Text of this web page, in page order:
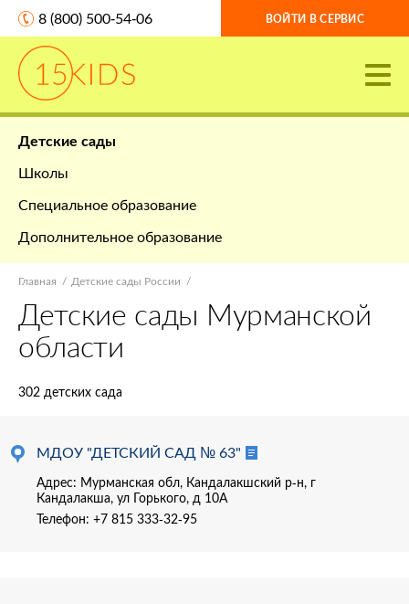
8 (800) 500-54-06 ВОЙТИ В СЕРВИС
Детские сады
Школы
Специальное образование
Дополнительное образование
Главная Детские сады России
Детские сады Мурманской
области
302 детских сада
МДОУ "ДЕТСКИЙ САД № 63"
Адрес: Мурманская обл, Кандалакшский р-н, г
Кандалакша, ул Горького, д 10А
Телефон: +7 815 333-32-95